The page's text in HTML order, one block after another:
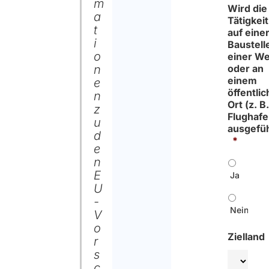
m
a
t
i
o
n
e
n
z
u
d
e
n
E
U
-
V
o
r
s
Wird die
Tätigkeit
auf
einer
oder an
einem
Ort (z. B.
*
Ja
Nein
Zielland